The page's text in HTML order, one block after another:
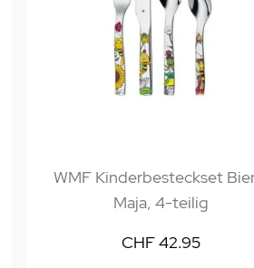
WMF Kinderbesteckset
Maja, 4-teilig
CHF 42.95